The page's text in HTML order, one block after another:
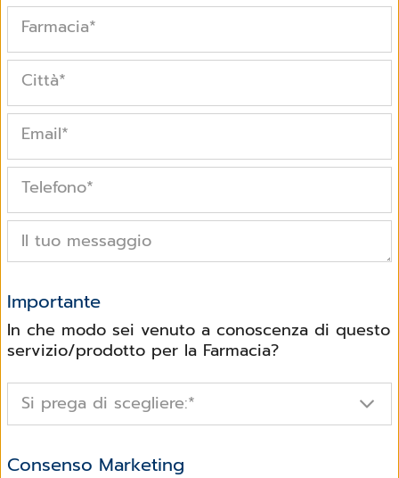
Farmacia*
Città*
Email*
Telefono*
Il tuo messaggio
Importante
In che modo sei venuto a conoscenza di questo
servizio/prodotto per la Farmacia?
Si prega di scegliere:*
Consenso Marketing